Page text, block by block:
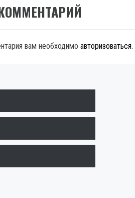
вам необходимо авторизоваться.